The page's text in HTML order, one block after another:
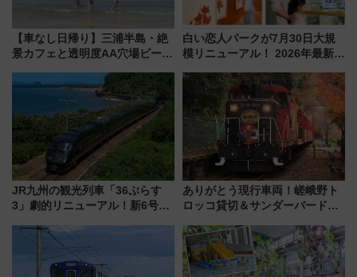
【車なし日帰り】三浦半島・絶
景カフェと透明度AA穴場ビーチ
用してストレスフリー旅へ行こ
白い恋人パークが7月30日大規
模リニューアル！ 2026年最新の
と料金・アクセスを徹底解説
（札幌市）
JR九州の観光列車「36ぷらす
3」劇的リニューアル！新6号車
別 “プレミアムランチ”導入･ル
ートや価格など解説
ありがとう現行車両！嵯峨野ト
ロッコ貸切＆サンダーバードレ
斉藤雪乃＆福原トシヒロと行
く！9月13日「京都の鉄道満喫
ツアー」開催